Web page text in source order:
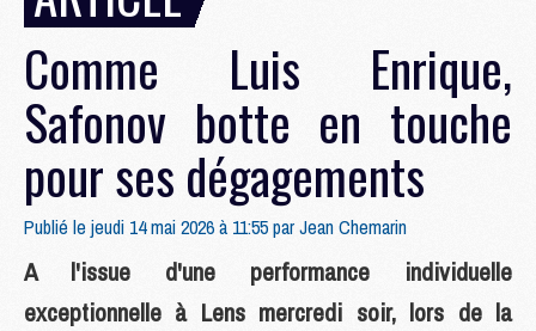
Comme Luis Enrique,
Safonov botte en touche
pour ses dégagements
Publié le jeudi 14 mai 2026 à 11:55 parJean Chemarin
A l'issue d'une performance individuelle
exceptionnelle à Lens mercredi soir, lors de la